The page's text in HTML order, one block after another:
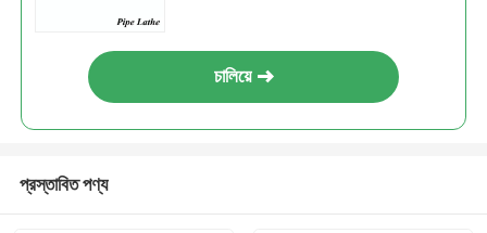
চালিয়ে
প্রস্তাবিত পণ্য